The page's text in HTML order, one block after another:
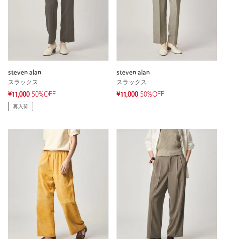
steven alan
スラックス
¥11,000 50%OFF
再入荷
steven alan
スラックス
¥11,000 50%OFF